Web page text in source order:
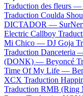
Traduction des fleurs —
Traduction Coulda
DICTADOR —
Electric Callboy
Mi Chico — DJ Goja
Traduction Danceteria
(DONK) — Beyoncé
Time Of My Life —
XCX Traduction
Traduction RMB